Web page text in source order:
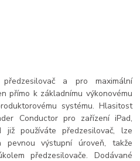
a pro maximální
přímo k základnímu výkonovému
systému. Hlasitost
Conductor pro zařízení iPad,
již používáte předzesilovač, lze
výstupní úroveň, takže
předzesilovače. Dodávané